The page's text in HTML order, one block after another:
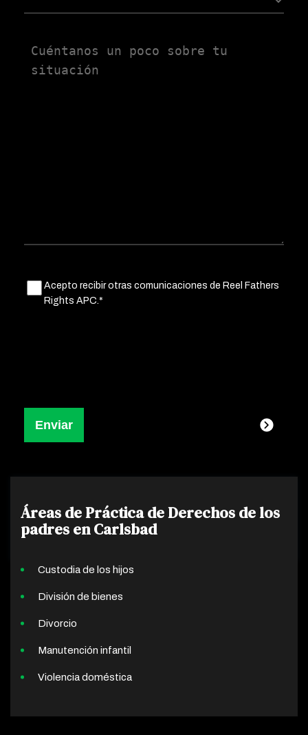
Untitled
Untitled(Obligatorio)
Acepto recibir otras comunicaciones de Reel Fathers
Rights APC.*
Áreas de Práctica de Derechos de los
padres en Carlsbad
Custodia de los hijos
División de bienes
Divorcio
Manutención infantil
Violencia doméstica